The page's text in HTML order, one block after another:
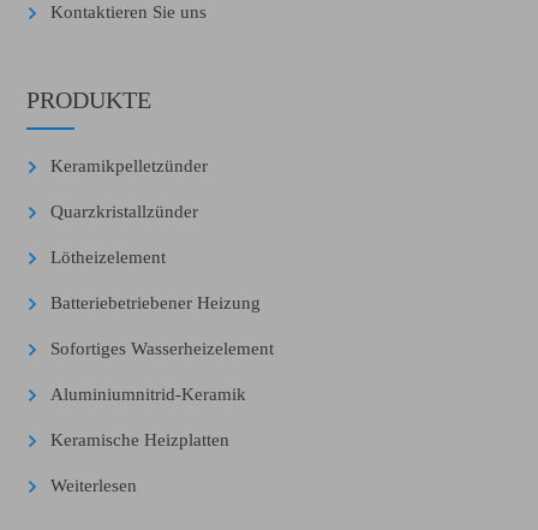
Kontaktieren Sie uns
PRODUKTE
Keramikpelletzünder
Quarzkristallzünder
Lötheizelement
Batteriebetriebener Heizung
Sofortiges Wasserheizelement
Aluminiumnitrid-Keramik
Keramische Heizplatten
Weiterlesen